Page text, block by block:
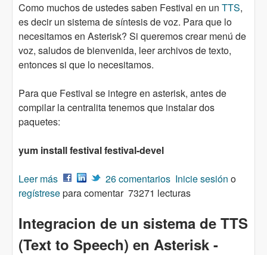
Como muchos de ustedes saben Festival en un TTS,
es decir un sistema de síntesis de voz. Para que lo
necesitamos en Asterisk? Si queremos crear menú de
voz, saludos de bienvenida, leer archivos de texto,
entonces si que lo necesitamos.
Para que Festival se integre en asterisk, antes de
compilar la centralita tenemos que instalar dos
paquetes:
yum install festival festival-devel
Leer más sobre Instalar y configurar Festival en Asterisk
1.6.X
26 comentarios Inicie sesión o
regístresepara comentar 73271 lecturas
Integracion de un sistema de TTS
(Text to Speech) en Asterisk -